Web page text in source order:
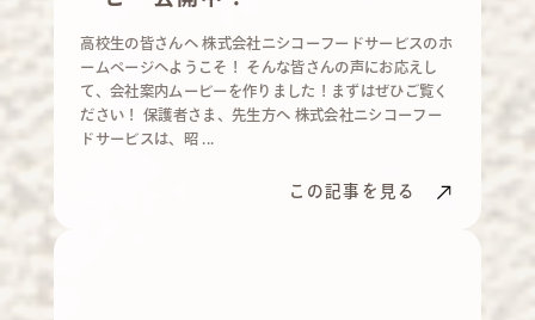
高校生の皆さんへ 株式会社ニシコーフードサービスのホ
ームページへようこそ！ そんな皆さんの声にお応えし
て、会社案内ムービーを作りました！まずはぜひご覧く
ださい！ 保護者さま、先生方へ 株式会社ニシコーフー
ドサービスは、昭 ...
この記事を見る